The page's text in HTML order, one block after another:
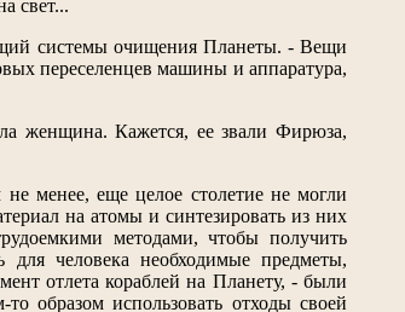
свет...
системы очищения Планеты. - Вещи
переселенцев машины и аппаратура,
женщина. Кажется, ее звали Фирюза,
менее, еще целое столетие не могли
на атомы и синтезировать из них
методами, чтобы получить
человека необходимые предметы,
отлета кораблей на Планету, - были
образом использовать отходы своей